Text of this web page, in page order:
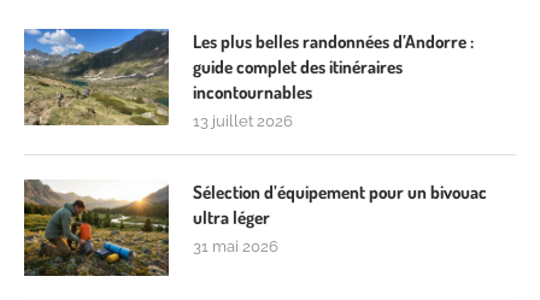
Les plus belles randonnées d’Andorre :
guide complet des itinéraires
incontournables
13 juillet 2026
Sélection d’équipement pour un bivouac
ultra léger
31 mai 2026